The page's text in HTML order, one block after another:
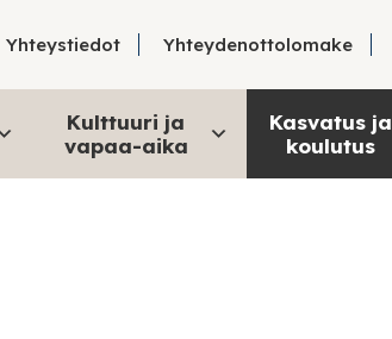
Yhteystiedot Yhteydenottolomake
Kulttuuri ja
vapaa-aika
Kasvatus ja
koulutus